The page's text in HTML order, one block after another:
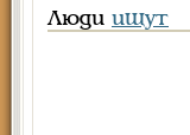
Люди ищут